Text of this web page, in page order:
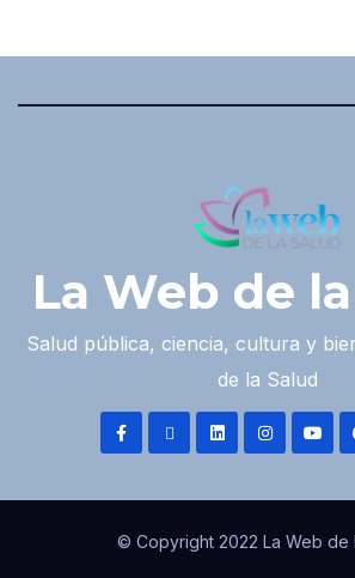
La Web de
Salud pública, ciencia, cultura y
de la Salud
© Copyright 2022 La Web de